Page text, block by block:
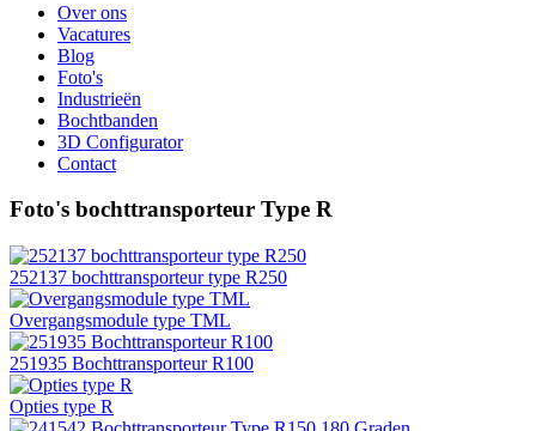
Over ons
Vacatures
Blog
Foto's
Industrieën
Bochtbanden
3D Configurator
Contact
Foto's bochttransporteur Type R
252137 bochttransporteur type R250
Overgangsmodule type TML
251935 Bochttransporteur R100
Opties type R